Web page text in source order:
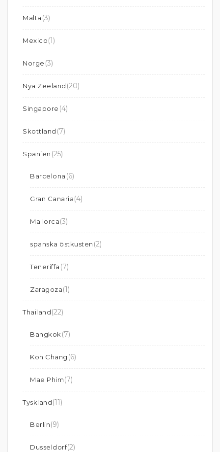
Malta (3)
Mexico(1)
Norge (3)
Nya Zeeland (20)
Singapore (4)
Skottland (7)
Spanien (25)
Barcelona (6)
Gran Canaria(4)
Mallorca(3)
spanska östkusten (2)
Teneriffa (7)
Zaragoza(1)
Thailand(22)
Bangkok (7)
Koh Chang (6)
Mae Phim(7)
Tyskland(11)
Berlin(9)
Dusseldorf(2)